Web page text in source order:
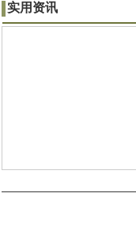
实用资讯